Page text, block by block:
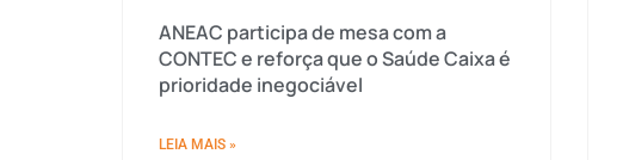
ANEAC participa de mesa com a
CONTEC e reforça que o Saúde Caixa é
prioridade inegociável
LEIA MAIS »